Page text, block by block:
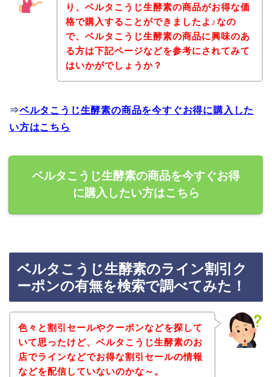
り、ベルタこうじ生酵素の商品がお得な価
格で購入することができましたよ♪なの
で、ベルタこうじ生酵素の商品に興味のあ
る方は下記ページなどを参考にされてみて
はいかがでしょうか？
⇒ベルタこうじ生酵素の商品を今すぐお得に購入した
い方はこちら
ベルタこうじ生酵素の商品を今すぐお得
に購入したい方はこちら
ベルタこうじ生酵素のライン割引ク
ーポンの有無を検索で調べてみた！
色々と割引セールやクーポンなどを探して
いて思ったけど、ベルタこうじ生酵素のお
店でラインなどでお得な割引セールの情報
などを配信していないのかな～。